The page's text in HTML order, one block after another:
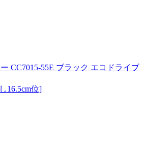
CC7015-55E ブラック エコドライブ
16.5cm位]